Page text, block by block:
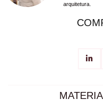
arquitetura.